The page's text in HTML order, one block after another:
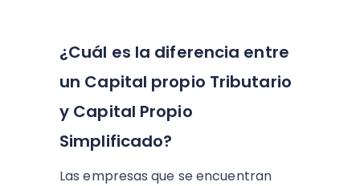
¿Cuál es la diferencia entre
un Capital propio Tributario
y Capital Propio
Simplificado?
Las empresas que se encuentran